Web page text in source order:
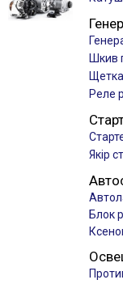
Шкив
Реле
Якір
Блок